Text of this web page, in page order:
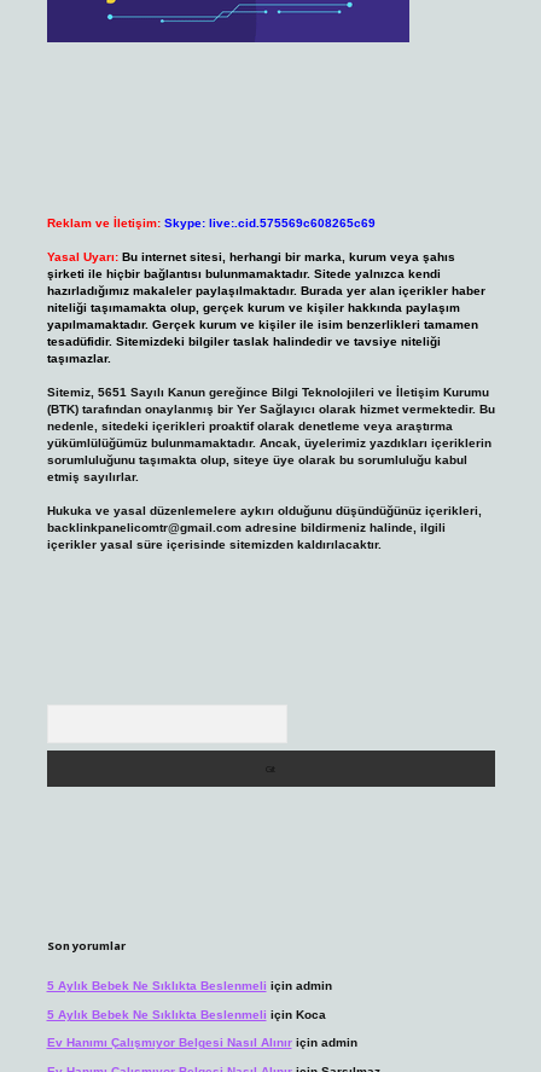
Reklam ve İletişim: Skype: live:.cid.575569c608265c69
Yasal Uyarı: Bu internet sitesi, herhangi bir marka, kurum veya şahıs
şirketi ile hiçbir bağlantısı bulunmamaktadır. Sitede yalnızca kendi
hazırladığımız makaleler paylaşılmaktadır. Burada yer alan içerikler haber
niteliği taşımamakta olup, gerçek kurum ve kişiler hakkında paylaşım
yapılmamaktadır. Gerçek kurum ve kişiler ile isim benzerlikleri tamamen
tesadüfidir. Sitemizdeki bilgiler taslak halindedir ve tavsiye niteliği
taşımazlar.
Sitemiz, 5651 Sayılı Kanun gereğince Bilgi Teknolojileri ve İletişim Kurumu
(BTK) tarafından onaylanmış bir Yer Sağlayıcı olarak hizmet vermektedir. Bu
nedenle, sitedeki içerikleri proaktif olarak denetleme veya araştırma
yükümlülüğümüz bulunmamaktadır. Ancak, üyelerimiz yazdıkları içeriklerin
sorumluluğunu taşımakta olup, siteye üye olarak bu sorumluluğu kabul
etmiş sayılırlar.
Hukuka ve yasal düzenlemelere aykırı olduğunu düşündüğünüz içerikleri,
backlinkpanelicomtr@gmail.comadresine bildirmeniz halinde, ilgili
içerikler yasal süre içerisinde sitemizden kaldırılacaktır.
Son yorumlar
5 Aylık Bebek Ne Sıklıkta Beslenmeli için admin
5 Aylık Bebek Ne Sıklıkta Beslenmeli için Koca
Ev Hanımı Çalışmıyor Belgesi Nasıl Alınıriçin admin